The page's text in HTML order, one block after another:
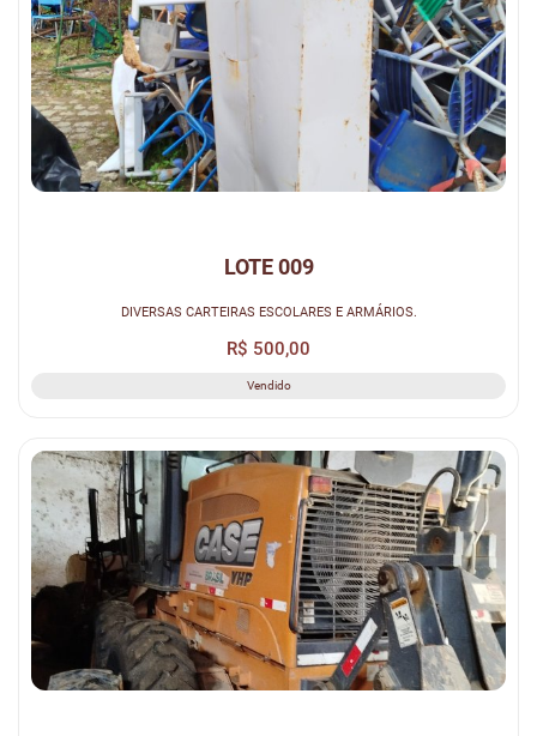
LOTE 009
DIVERSAS CARTEIRAS ESCOLARES E ARMÁRIOS.
R$ 500,00
Vendido